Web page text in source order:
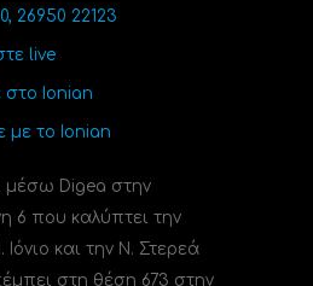
26950 22123
live
στο Ionian
με το Ionian
μέσω Digea στην
6 που καλύπτει την
Ιόνιο και την Ν. Στερεά
στη θέση 673 στην